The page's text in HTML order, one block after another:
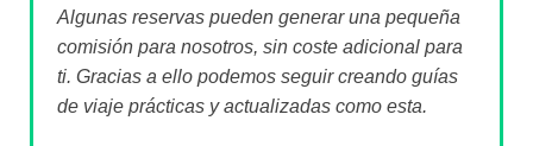
Algunas reservas pueden generar una pequeña
comisión para nosotros, sin coste adicional para
ti. Gracias a ello podemos seguir creando guías
de viaje prácticas y actualizadas como esta.